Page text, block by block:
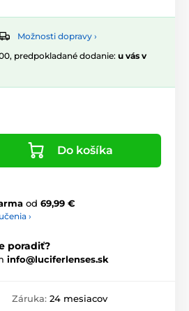
Možnosti dopravy ›
predpokladané dodanie: u vás v
Do košíka
od 69,99 €
›
poradiť?
info@luciferlenses.sk
Záruka: 24 mesiacov